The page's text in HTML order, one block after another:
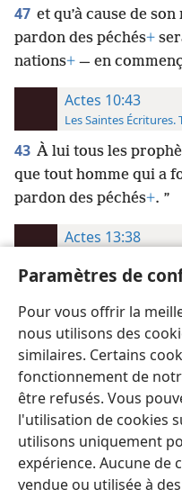
Paramètres de
Pour vous offrir la
nous utilisons des
similaires. Certains
fonctionnement de
être refusés. Vous
l'utilisation de cookies
utilisons uniquement
expérience. Aucune de
vendue ou utilisée à
47 et qu’à cause de
pardon des péchés+
nations+ — en
Actes 10:43
Les Saintes
43 À lui tous les
que tout homme qui a
pardon des péchés+. ”
Actes 13:38
38
qu’un pardon des
Français
Copyright © 2026 Watch
Conditions
Paramètres de